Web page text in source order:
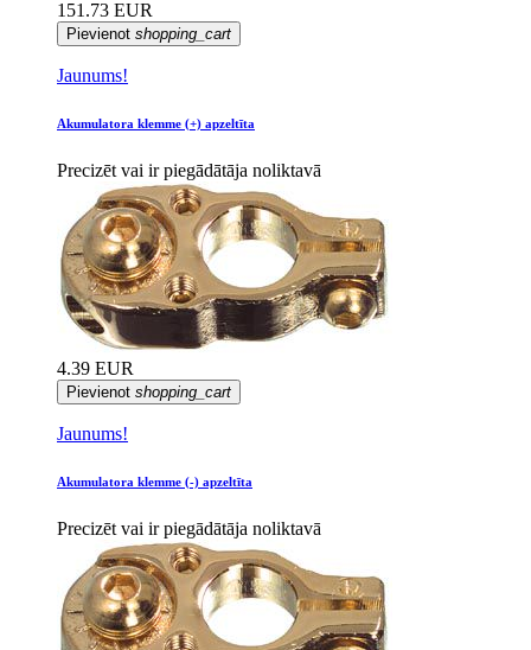
151.73 EUR
Pievienot shopping_cart
Jaunums!
Akumulatora klemme (+) apzeltīta
Precizēt vai ir piegādātāja noliktavā
4.39 EUR
Pievienot shopping_cart
Jaunums!
Akumulatora klemme (-) apzeltīta
Precizēt vai ir piegādātāja noliktavā